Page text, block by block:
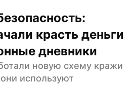
красть деньги
дневники
новую схему кражи
используют